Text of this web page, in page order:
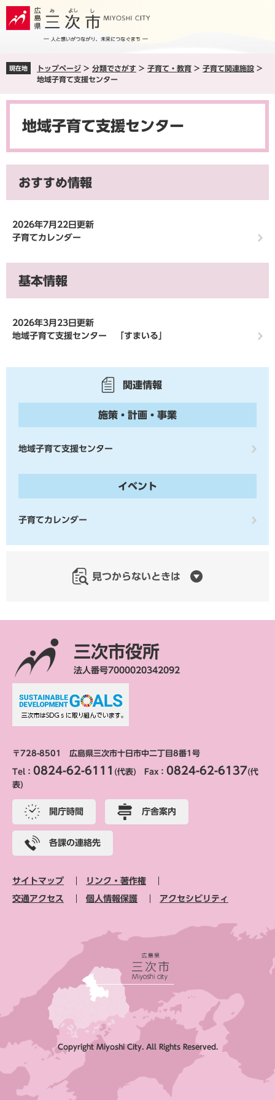
ペ
ジ
メ
ュ
現在地 トップページ > 分類でさがす > 子育て・教育 > 子育て関連施設 >
地域子育て支援センター
本
地域子育て支援センター
おすすめ情報
2026年7月22日更新
子育てカレンダー
基本情報
2026年3月23日更新
地域子育て支援センター 「すまいる」
関連情報
施策・計画・事業
地域子育て支援センター
イベント
子育てカレンダー
見つからないときは
三次市役所
法人番号7000020342092
〒728-8501 広島県三次市十日市中二丁目8番1号
Tel： 0824-62-6111 (代表) Fax： 0824-62-6137(代
表)
開庁時間 庁舎案内
各課の連絡先
サイトマップ リンク・著作権
交通アクセス 個人情報保護 アクセシビリティ
Copyright Miyoshi City. All Rights Reserved.